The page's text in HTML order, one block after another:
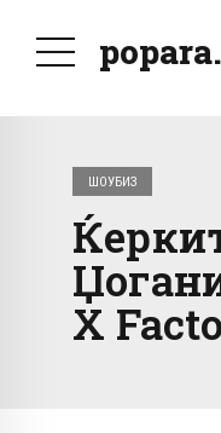
ШОУБИЗ
Х